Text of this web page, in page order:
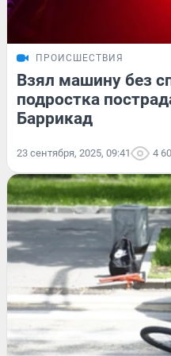
ПРОИСШЕСТВИЯ
Взял машину без
подростка
Баррикад
23 сентября, 2025, 09:41 4